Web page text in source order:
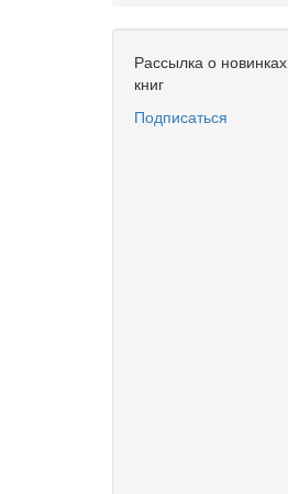
Рассылка о новинках
книг
Подписаться